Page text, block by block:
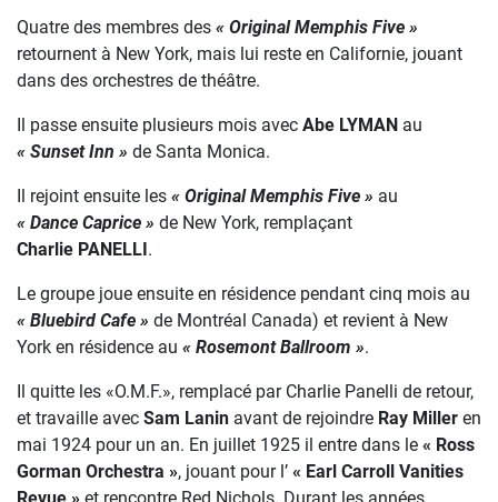
Quatre des membres des « Original Memphis Five »
retournent à New York, mais lui reste en Californie, jouant
dans des orchestres de théâtre.
Il passe ensuite plusieurs mois avec Abe LYMAN au
« Sunset Inn » de Santa Monica.
Il rejoint ensuite les « Original Memphis Five » au
« Dance Caprice » de New York, remplaçant
Charlie PANELLI .
Le groupe joue ensuite en résidence pendant cinq mois au
« Bluebird Cafe » de Montréal Canada) et revient à New
York en résidence au « Rosemont Ballroom ».
Il quitte les «O.M.F.», remplacé par Charlie Panelli de retour,
et travaille avec Sam Lanin avant de rejoindre Ray Miller en
mai 1924 pour un an. En juillet 1925 il entre dans le « Ross
Gorman Orchestra », jouant pour l’ « Earl Carroll Vanities